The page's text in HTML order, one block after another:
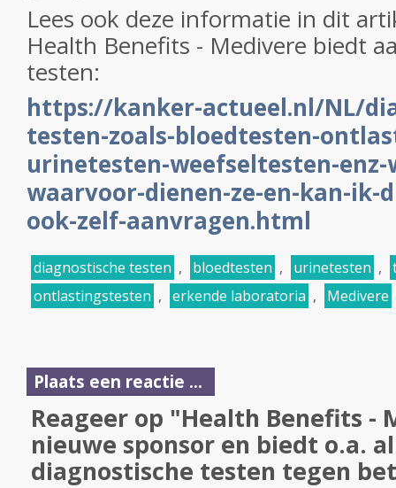
Lees ook deze informatie in dit
Health Benefits - Medivere biedt
testen:
https://kanker-actueel.nl/NL/
testen-zoals-bloedtesten-
urinetesten-weefseltesten-
waarvoor-dienen-ze-en-kan-ik-
ook-zelf-aanvragen.html
diagnostische testen , bloedtesten , urinetesten ,
ontlastingstesten , erkende laboratoria , Medivere
Plaats een reactie ...
Reageer op "Health Benefits -
nieuwe sponsor en biedt o.a.
diagnostische testen tegen